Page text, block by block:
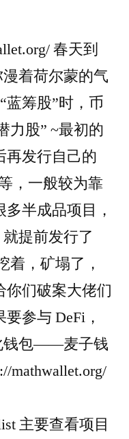
春天到
着荷尔蒙的气
蓝筹股”时，币
力股” ~最初的
再发行自己的
，一般较为靠
半成品项目，
提前发行了
着，矿塌了，
们破案大佬们
参与 DeFi，
钱包——麦子钱
mathwallet.org/
主要查看项目